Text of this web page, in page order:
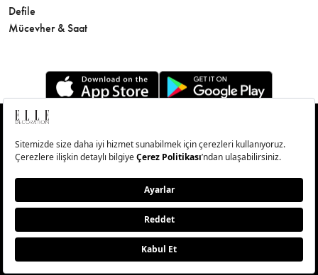
Defile
Mücevher & Saat
© Big Medya Teknoloji A.Ş. Altunizade Mahallesi Kuşbakışı
Caddesi No:27/1 Üsküdar/İstanbul
Copyright © 2026 - Tüm Hakları Saklıdır.